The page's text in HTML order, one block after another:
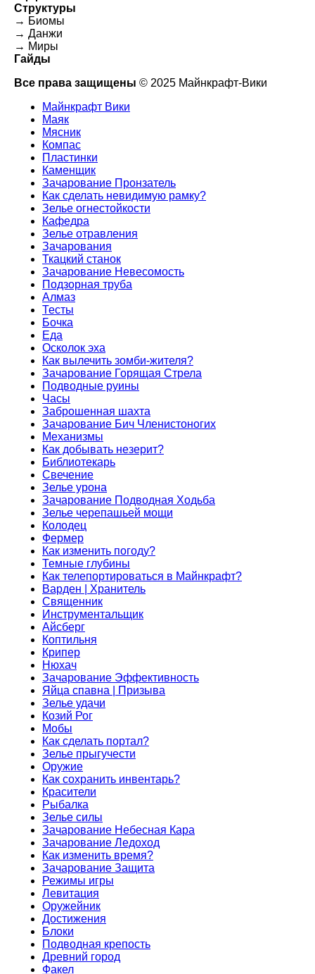
Структуры
→ Биомы
→ Данжи
→ Миры
Гайды
Все права защищены © 2025 Майнкрафт-Вики
Майнкрафт Вики
Маяк
Мясник
Компас
Пластинки
Каменщик
Зачарование Пронзатель
Как сделать невидимую рамку?
Зелье огнестойкости
Кафедра
Зелье отравления
Зачарования
Ткацкий станок
Зачарование Невесомость
Подзорная труба
Алмаз
Тесты
Бочка
Еда
Осколок эха
Как вылечить зомби-жителя?
Зачарование Горящая Стрела
Подводные руины
Часы
Заброшенная шахта
Зачарование Бич Членистоногих
Механизмы
Как добывать незерит?
Библиотекарь
Свечение
Зелье урона
Зачарование Подводная Ходьба
Зелье черепашьей мощи
Колодец
Фермер
Как изменить погоду?
Темные глубины
Как телепортироваться в Майнкрафт?
Варден | Хранитель
Священник
Инструментальщик
Айсберг
Коптильня
Крипер
Нюхач
Зачарование Эффективность
Яйца спавна | Призыва
Зелье удачи
Козий Рог
Мобы
Как сделать портал?
Зелье прыгучести
Оружие
Как сохранить инвентарь?
Красители
Рыбалка
Зелье силы
Зачарование Небесная Кара
Зачарование Ледоход
Как изменить время?
Зачарование Защита
Режимы игры
Левитация
Оружейник
Достижения
Блоки
Подводная крепость
Древний город
Факел